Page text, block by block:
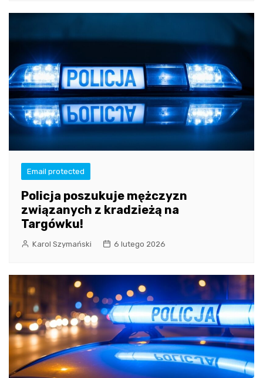
Email protected
Policja poszukuje mężczyzn
związanych z kradzieżą na
Targówku!
Karol Szymański 6 lutego 2026